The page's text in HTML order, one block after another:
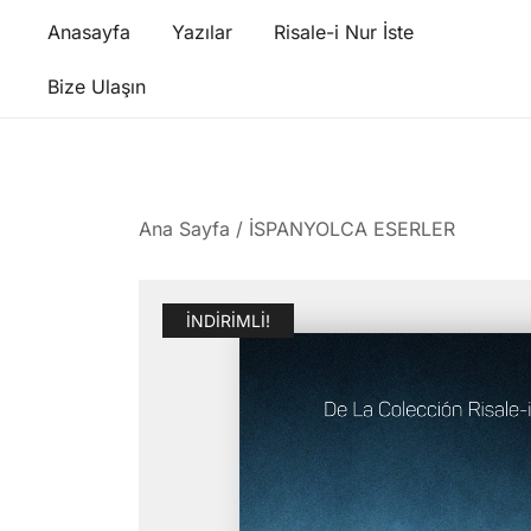
content
Anasayfa Yazılar Risale-i Nur İste
Bize Ulaşın
Ana Sayfa / İSPANYOLCA ESERLER
İNDIRIMLI!